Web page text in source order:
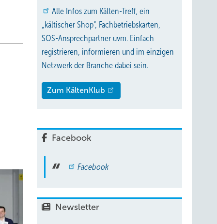
Alle Infos zum Kälten-Treff, ein
„kältischer Shop“, Fachbetriebskarten,
SOS-Ansprechpartner uvm. Einfach
registrieren, informieren und im einzigen
Netzwerk der Branche dabei sein.
Zum KältenKlub
Facebook
Facebook
Newsletter